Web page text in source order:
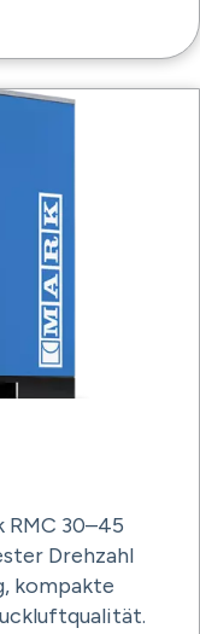
RMC 30–45
Drehzahl
kompakte